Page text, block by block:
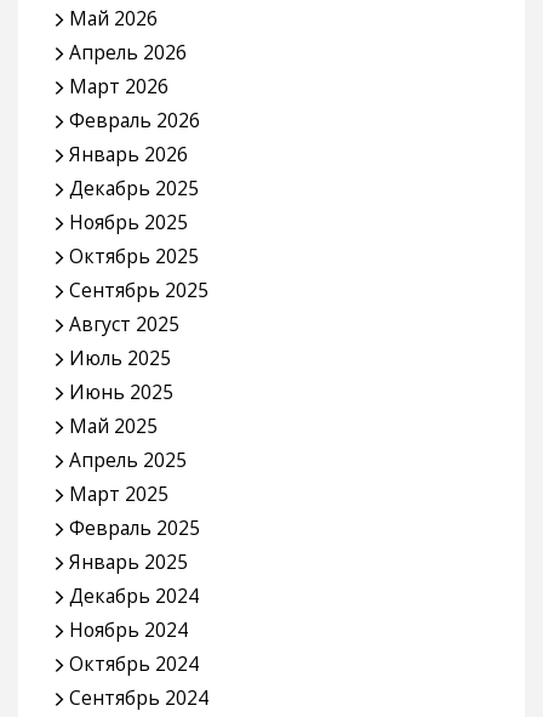
Май 2026
Апрель 2026
Март 2026
Февраль 2026
Январь 2026
Декабрь 2025
Ноябрь 2025
Октябрь 2025
Сентябрь 2025
Август 2025
Июль 2025
Июнь 2025
Май 2025
Апрель 2025
Март 2025
Февраль 2025
Январь 2025
Декабрь 2024
Ноябрь 2024
Октябрь 2024
Сентябрь 2024